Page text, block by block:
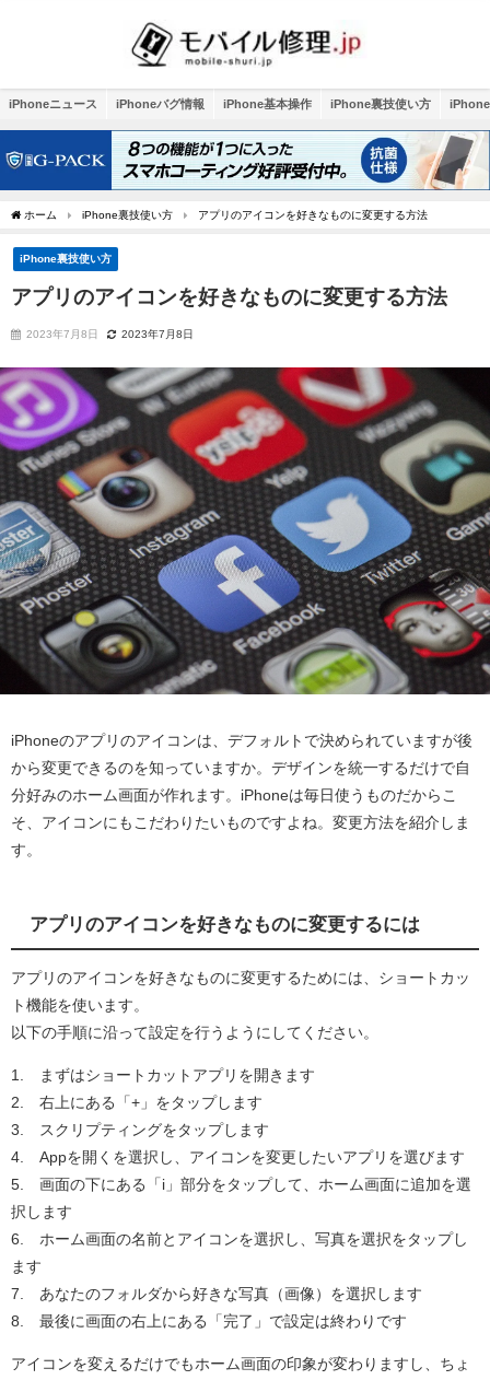
iPhoneニュース iPhoneバグ情報 iPhone基本操作 iPhone裏技使い方
ホーム iPhone裏技使い方 アプリのアイコンを好きなものに変更する方法
iPhone裏技使い方
アプリのアイコンを好きなものに変更する方法
2023年7月8日 2023年7月8日
iPhoneのアプリのアイコンは、デフォルトで決められていますが後
から変更できるのを知っていますか。デザインを統一するだけで自
分好みのホーム画面が作れます。iPhoneは毎日使うものだからこ
そ、アイコンにもこだわりたいものですよね。変更方法を紹介しま
す。
アプリのアイコンを好きなものに変更するには
アプリのアイコンを好きなものに変更するためには、ショートカッ
ト機能を使います。
以下の手順に沿って設定を行うようにしてください。
1. まずはショートカットアプリを開きます
2. 右上にある「+」をタップします
3. スクリプティングをタップします
4. Appを開くを選択し、アイコンを変更したいアプリを選びます
5. 画面の下にある「i」部分をタップして、ホーム画面に追加を選
択します
6. ホーム画面の名前とアイコンを選択し、写真を選択をタップし
ます
7. あなたのフォルダから好きな写真（画像）を選択します
8. 最後に画面の右上にある「完了」で設定は終わりです
アイコンを変えるだけでもホーム画面の印象が変わりますし、ちょ